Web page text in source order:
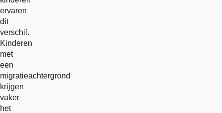
ervaren
dit
verschil.
Kinderen
met
een
migratieachtergrond
krijgen
vaker
het